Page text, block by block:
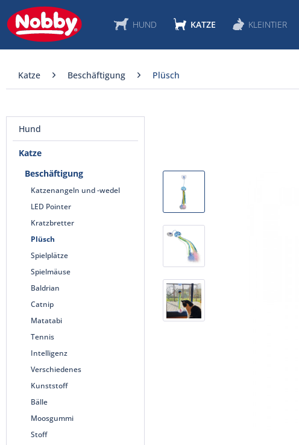
HUND KATZE KLEINTIER
Katze Beschäftigung Plüsch
Hund
Katze
Beschäftigung
Katzenangeln und -wedel
LED Pointer
Kratzbretter
Plüsch
Spielplätze
Spielmäuse
Baldrian
Catnip
Matatabi
Tennis
Intelligenz
Verschiedenes
Kunststoff
Bälle
Moosgummi
Stoff